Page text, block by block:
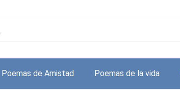
Poemas de Amistad Poemas de la vida